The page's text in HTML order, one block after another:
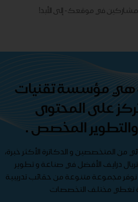
في موقعك - ​​إلى الأبد!
هي مؤسسة تقنيات
على المحتوى
المخصص .
من المتخصصين و الدكاترة الأكثر خبرة،
درايف الأفضل في صناعة و تطوير
نوفر مجموعة متنوعة من حقائب تدريبية
تغطي مختلف التخصصات